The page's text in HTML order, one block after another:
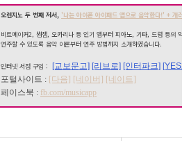
오렌지노 두 번째 저서, '나는 아이폰 아이패드 앱으로 음악한다!' + 개러
비트메이커2, 썸잼, 오카리나 등 인기 앱부터 피아노, 기타, 드럼 등의 악
연주할 수 있도록 음악 이론부터 연주 방법까지 소개하였습니다.
인터넷 서점 구입 : [교보문고] [리브로] [인터파크]
포털사이트 : [다음] [네이버] [네이트]
페이스북 : fb.com/musicapp